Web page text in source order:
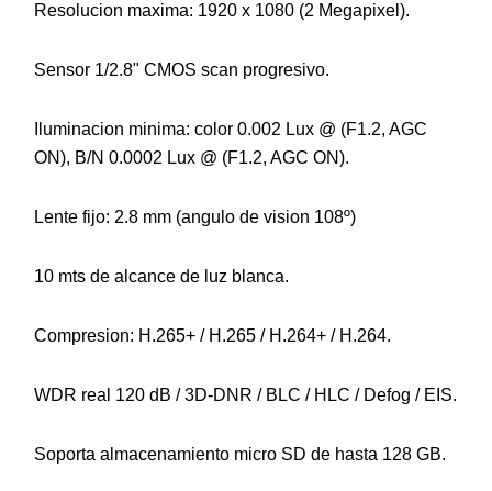
Resolucion maxima: 1920 x 1080 (2 Megapixel).
Sensor 1/2.8" CMOS scan progresivo.
Iluminacion minima: color 0.002 Lux @ (F1.2, AGC
ON), B/N 0.0002 Lux @ (F1.2, AGC ON).
Lente fijo: 2.8 mm (angulo de vision 108º)
10 mts de alcance de luz blanca.
Compresion: H.265+ / H.265 / H.264+ / H.264.
WDR real 120 dB / 3D-DNR / BLC / HLC / Defog / EIS.
Soporta almacenamiento micro SD de hasta 128 GB.